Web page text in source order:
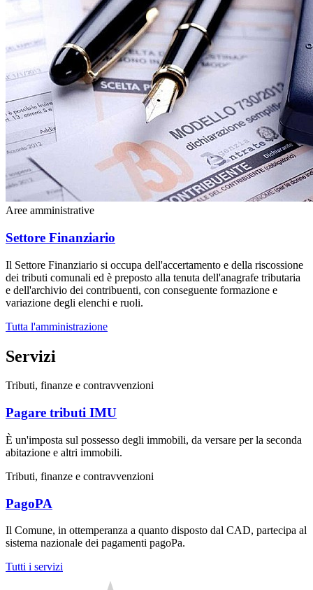
Aree amministrative
Settore Finanziario
Il Settore Finanziario si occupa dell'accertamento e della riscossione
dei tributi comunali ed è preposto alla tenuta dell'anagrafe tributaria
e dell'archivio dei contribuenti, con conseguente formazione e
variazione degli elenchi e ruoli.
Tutta l'amministrazione
Servizi
Tributi, finanze e contravvenzioni
Pagare tributi IMU
È un'imposta sul possesso degli immobili, da versare per la seconda
abitazione e altri immobili.
Tributi, finanze e contravvenzioni
PagoPA
Il Comune, in ottemperanza a quanto disposto dal CAD, partecipa al
sistema nazionale dei pagamenti pagoPa.
Tutti i servizi